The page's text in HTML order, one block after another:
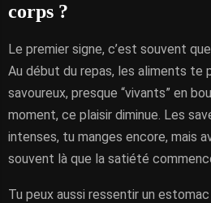
corps ?
Le premier signe, c’est souvent
Au début du repas, les aliments te
savoureux, presque “vivants” en
moment, ce plaisir diminue. Les
intenses, tu manges encore, mais
souvent là que la satiété
Tu peux aussi ressentir un